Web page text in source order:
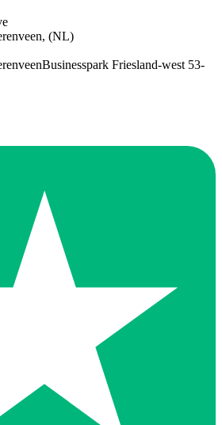
(NL)
Businesspark Friesland-west 53-